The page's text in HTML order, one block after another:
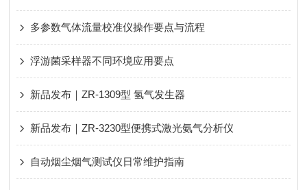
多参数气体流量校准仪操作要点与流程
浮游菌采样器不同环境应用要点
新品发布｜ZR-1309型 氢气发生器
新品发布｜ZR-3230型便携式激光氨气分析仪
自动烟尘烟气测试仪日常维护指南